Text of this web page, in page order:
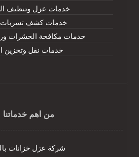
خدمات عزل وتنظيف
خدمات كشف تسربات
خدمات مكافحة الحشرات
خدمات نقل وتخزين
من اهم خدماتنا
شركة عزل خزانات